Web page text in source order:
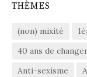
THÈMES
(non) mixité
40 ans de
Anti-sexisme